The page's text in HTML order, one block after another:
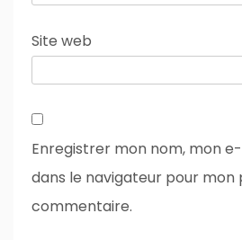
Site web
Enregistrer mon nom, mon
dans le navigateur pour mon
commentaire.